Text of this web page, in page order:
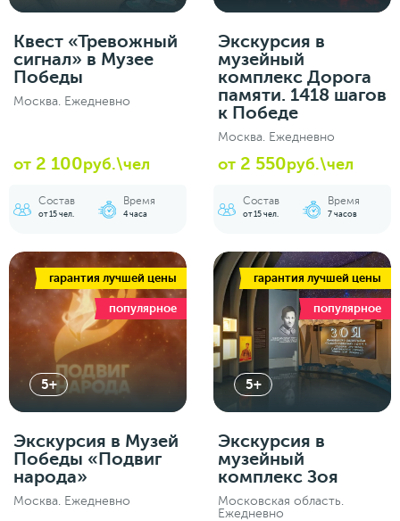
Квест «Тревожный
сигнал» в Музее
Победы
Москва. Ежедневно
от 2 100руб.\чел
Состав
от 15 чел.
Время
4 часа
Экскурсия в
музейный
комплекс Дорога
памяти. 1418 шагов
к Победе
Москва. Ежедневно
от 2 550руб.\чел
Состав
от 15 чел.
Время
7 часов
гарантия лучшей цены
популярное
5+
Экскурсия в Музей
Победы «Подвиг
народа»
Москва. Ежедневно
гарантия лучшей цены
популярное
5+
Экскурсия в
музейный
комплекс Зоя
Московская область.
Ежедневно